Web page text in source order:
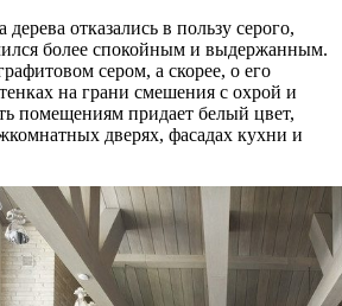
отказались в пользу серого,
более спокойным и выдержанным.
сером, а скорее, о его
на грани смешения с охрой и
помещениям придает белый цвет,
дверях, фасадах кухни и